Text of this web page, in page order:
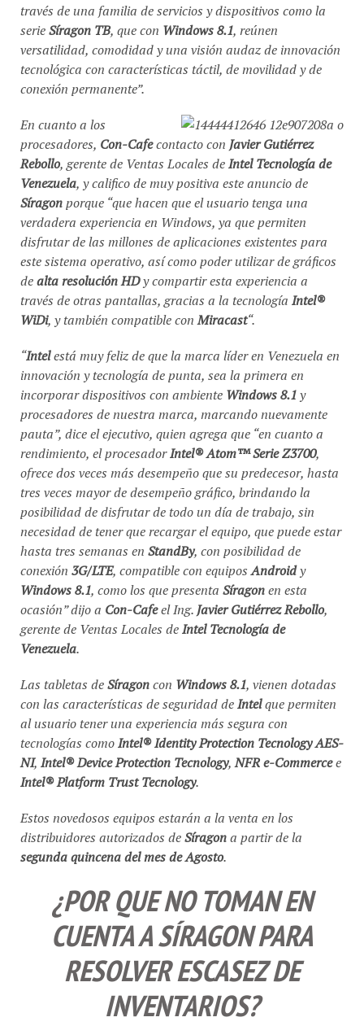
través de una familia de servicios y dispositivos como la
serieSíragon TB, que con Windows 8.1, reúnen
versatilidad, comodidad y una visión audaz de innovación
tecnológica con características táctil, de movilidad y de
conexión permanente”.
En cuanto a los
procesadores, Con-Cafecontacto con Javier Gutiérrez
Rebollo, gerente de Ventas Locales deIntel Tecnología de
Venezuela, y califico de muy positiva este anuncio de
Síragonporque “que hacen que el usuario tenga una
verdadera experiencia en Windows, ya que permiten
disfrutar de las millones de aplicaciones existentes para
este sistema operativo, así como poder utilizar de gráficos
dealta resolución HDy compartir esta experiencia a
través de otras pantallas, gracias a la tecnología Intel®
WiDi, y también compatible conMiracast“.
“Intelestá muy feliz de que la marca líder en Venezuela en
innovación y tecnología de punta, sea la primera en
incorporar dispositivos con ambiente Windows 8.1y
procesadores de nuestra marca, marcando nuevamente
pauta”, dice el ejecutivo, quien agrega que “en cuanto a
rendimiento, el procesadorIntel® Atom™ Serie Z3700,
ofrece dos veces más desempeño que su predecesor, hasta
tres veces mayor de desempeño gráfico, brindando la
posibilidad de disfrutar de todo un día de trabajo, sin
necesidad de tener que recargar el equipo, que puede estar
hasta tres semanas en StandBy, con posibilidad de
conexión 3G/LTE, compatible con equiposAndroidy
Windows 8.1, como los que presenta Síragonen esta
ocasión” dijo a Con-Cafeel Ing. Javier Gutiérrez Rebollo,
gerente de Ventas Locales deIntel Tecnología de
Venezuela.
Las tabletas deSíragoncon Windows 8.1, vienen dotadas
con las características de seguridad deIntelque permiten
al usuario tener una experiencia más segura con
tecnologías comoIntel® Identity Protection Tecnology AES-
NI, Intel® Device Protection Tecnology,NFR e-Commercee
Intel® Platform Trust Tecnology.
Estos novedosos equipos estarán a la venta en los
distribuidores autorizados deSíragona partir de la
segunda quincena del mes de Agosto.
¿POR QUE NO TOMAN EN
CUENTA A SÍRAGON PARA
RESOLVER ESCASEZ DE
INVENTARIOS?